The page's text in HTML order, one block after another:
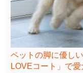
ペットの脚に優し
LOVEコート」で